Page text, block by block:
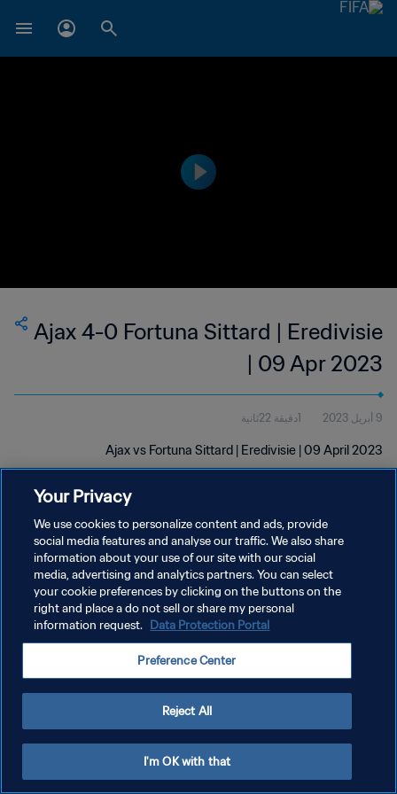
Ajax 4-0 Fortuna Sittard | Eredivisie
| 09 Apr 2023
9 أبريل 2023 1دقيقة 22ثانية
Ajax vs Fortuna Sittard | Eredivisie | 09 April 2023
سياسة الخصوصية
شروط الخدمة
إدارة تفضيلات ملفات تعريف الارتباط
Your Privacy
We use cookies to personalize content and ads, provide
social media features and analyse our traffic. We also share
information about your use of our site with our social
media, advertising and analytics partners. You can select
your cookie preferences by clicking on the buttons on the
right and place a do not sell or share my personal
information request. Data Protection Portal
Preference Center
Reject All
I'm OK with that